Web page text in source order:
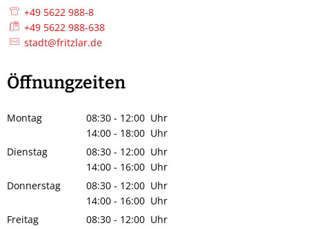
+49 5622 988-8
+49 5622 988-638
stadt@fritzlar.de
Öffnungzeiten
Montag 08:30 - 12:00 Uhr
Von 08:30 bis 12:00 Uhr
14:00 - 18:00 Uhr
Von 14:00 bis 18:00 Uhr
Dienstag 08:30 - 12:00 Uhr
Von 08:30 bis 12:00 Uhr
14:00 - 16:00 Uhr
Von 14:00 bis 16:00 Uhr
Donnerstag 08:30 - 12:00 Uhr
Von 08:30 bis 12:00 Uhr
14:00 - 16:00 Uhr
Von 14:00 bis 16:00 Uhr
Freitag 08:30 - 12:00 Uhr